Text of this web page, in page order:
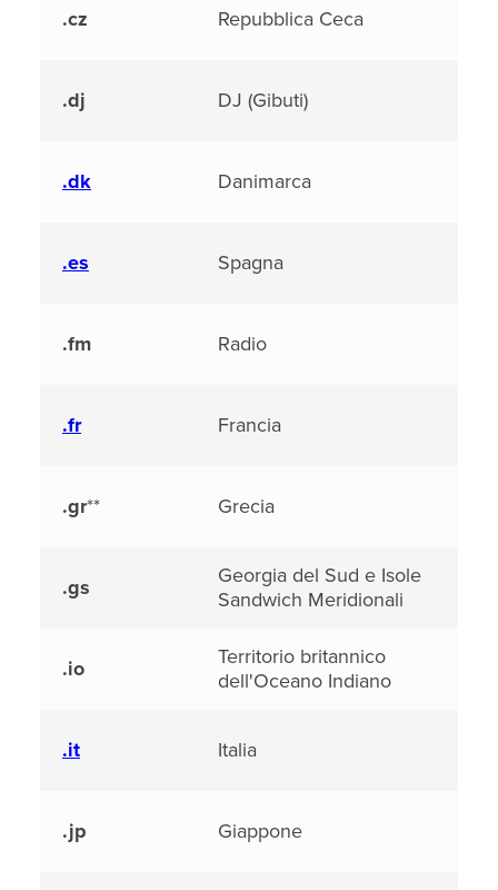
.cz Repubblica Ceca
.dj DJ (Gibuti)
.dk Danimarca
.es Spagna
.fm Radio
.fr Francia
.gr** Grecia
.gs
Georgia del Sud e Isole
Sandwich Meridionali
.io
Territorio britannico
dell'Oceano Indiano
.it Italia
.jp Giappone